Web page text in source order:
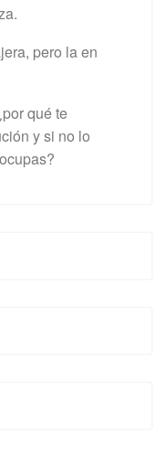
pero la en
qué te
y si no lo